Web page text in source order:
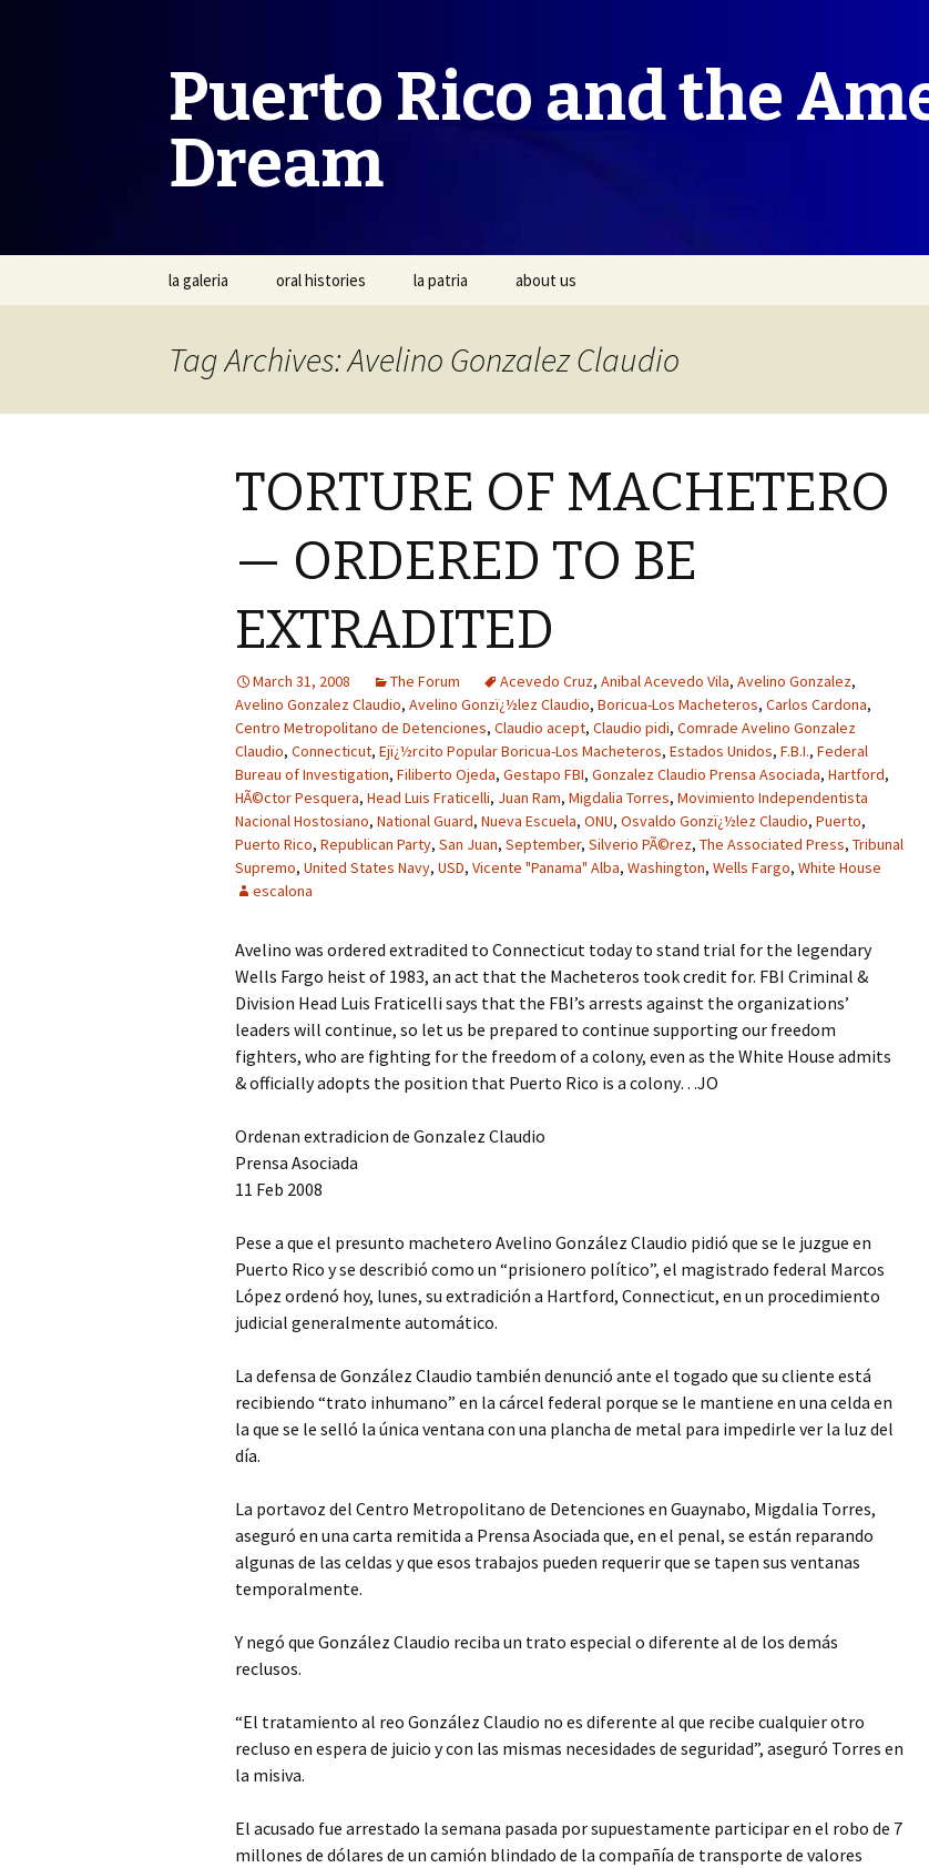
Puerto Rico and the
Dream
Skip
la galeria oral histories la patria about us
Tag Archives: Avelino Gonzalez Claudio
TORTURE OF MACHETERO
— ORDERED TO BE
EXTRADITED
March 31, 2008 The Forum Acevedo Cruz, Anibal Acevedo Vila, Avelino Gonzalez,
Avelino Gonzalez Claudio, Avelino Gonzï¿½lez Claudio, Boricua-Los Macheteros, Carlos Cardona,
Centro Metropolitano de Detenciones, Claudio acept, Claudio pidi, Comrade Avelino Gonzalez
Claudio, Connecticut, Ejï¿½rcito Popular Boricua-Los Macheteros, Estados Unidos, F.B.I., Federal
Bureau of Investigation, Filiberto Ojeda, Gestapo FBI, Gonzalez Claudio Prensa Asociada, Hartford,
HÃ©ctor Pesquera, Head Luis Fraticelli, Juan Ram, Migdalia Torres, Movimiento Independentista
Nacional Hostosiano, National Guard, Nueva Escuela, ONU, Osvaldo Gonzï¿½lez Claudio, Puerto,
Puerto Rico, Republican Party, San Juan, September, Silverio PÃ©rez, The Associated Press, Tribunal
Supremo, United States Navy, USD, Vicente "Panama" Alba, Washington, Wells Fargo, White House
escalona
Avelino was ordered extradited to Connecticut today to stand trial for the legendary
Wells Fargo heist of 1983, an act that the Macheteros took credit for. FBI Criminal &
Division Head Luis Fraticelli says that the FBI’s arrests against the organizations’
leaders will continue, so let us be prepared to continue supporting our freedom
fighters, who are fighting for the freedom of a colony, even as the White House admits
& officially adopts the position that Puerto Rico is a colony…JO
Ordenan extradicion de Gonzalez Claudio
Prensa Asociada
11 Feb 2008
Pese a que el presunto machetero Avelino González Claudio pidió que se le juzgue en
Puerto Rico y se describió como un “prisionero político”, el magistrado federal Marcos
López ordenó hoy, lunes, su extradición a Hartford, Connecticut, en un procedimiento
judicial generalmente automático.
La defensa de González Claudio también denunció ante el togado que su cliente está
recibiendo “trato inhumano” en la cárcel federal porque se le mantiene en una celda en
la que se le selló la única ventana con una plancha de metal para impedirle ver la luz del
día.
La portavoz del Centro Metropolitano de Detenciones en Guaynabo, Migdalia Torres,
aseguró en una carta remitida a Prensa Asociada que, en el penal, se están reparando
algunas de las celdas y que esos trabajos pueden requerir que se tapen sus ventanas
temporalmente.
Y negó que González Claudio reciba un trato especial o diferente al de los demás
reclusos.
“El tratamiento al reo González Claudio no es diferente al que recibe cualquier otro
recluso en espera de juicio y con las mismas necesidades de seguridad”, aseguró Torres en
la misiva.
El acusado fue arrestado la semana pasada por supuestamente participar en el robo de 7
millones de dólares de un camión blindado de la compañía de transporte de valores